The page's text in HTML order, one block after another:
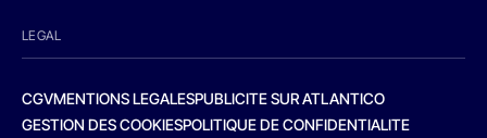
LEGAL
CGVMENTIONS LEGALESPUBLICITE SUR ATLANTICO
GESTION DES COOKIESPOLITIQUE DE CONFIDENTIALITE